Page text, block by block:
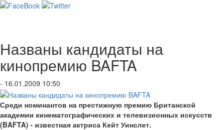
Названы кандидаты на
кинопремию BAFTA
- 16.01.2009 10:50
Среди номинантов на престижную премию Британской
академии кинематографических и телевизионных искусств
(BAFTA) - известная актриса Кейт Уинслет.